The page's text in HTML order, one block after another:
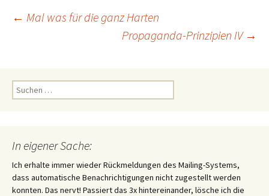
Beitragsnavigation
← Mal was für die ganz Harten
Propaganda-Prinzipien IV →
Suchen
nach:
In eigener Sache:
Ich erhalte immer wieder Rückmeldungen des Mailing-Systems,
dass automatische Benachrichtigungen nicht zugestellt werden
konnten. Das nervt! Passiert das 3x hintereinander, lösche ich die